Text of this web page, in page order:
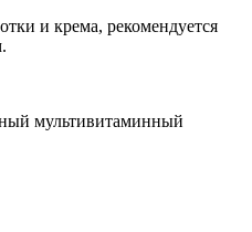
и крема, рекомендуется
мультивитаминный